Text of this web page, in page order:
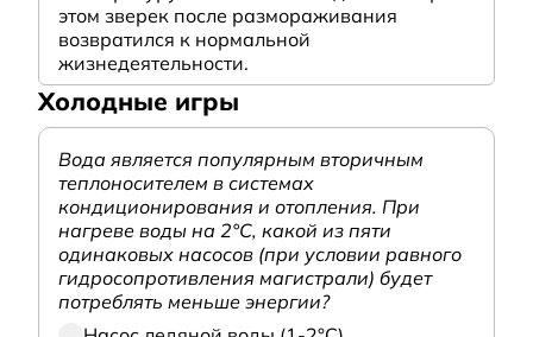
этом зверек после размораживания
возвратился к нормальной
жизнедеятельности.
Холодные игры
Вода является популярным вторичным
теплоносителем в системах
кондиционирования и отопления. При
нагреве воды на 2°С, какой из пяти
одинаковых насосов (при условии равного
гидросопротивления магистрали) будет
потреблять меньше энергии?